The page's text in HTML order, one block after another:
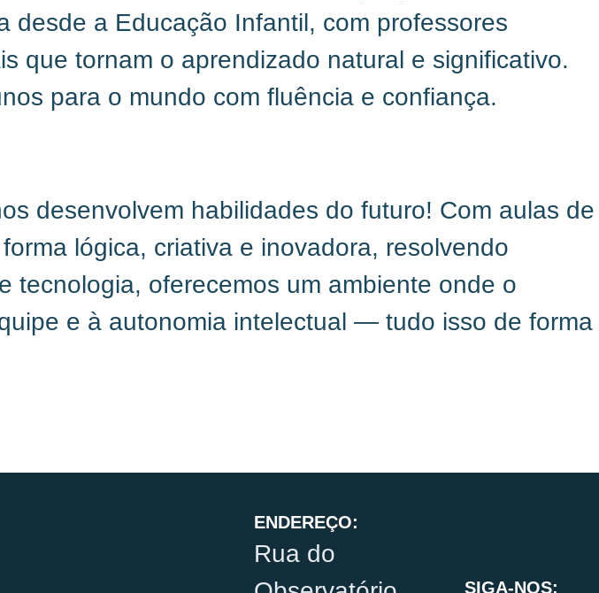
desde a Educação Infantil, com professores
que tornam o aprendizado natural e significativo.
para o mundo com fluência e confiança.
desenvolvem habilidades do futuro! Com aulas de
lógica, criativa e inovadora, resolvendo
tecnologia, oferecemos um ambiente onde o
e à autonomia intelectual — tudo isso de forma
ENDEREÇO:
Rua do
SIGA-NOS: